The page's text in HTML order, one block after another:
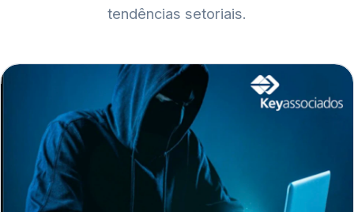
tendências setoriais.